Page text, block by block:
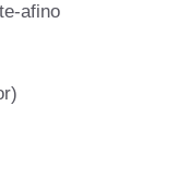
afino